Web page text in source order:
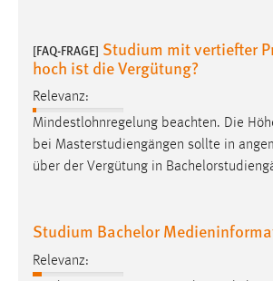
[FAQ-FRAGE] Studium mit vertiefter
hoch ist die Vergütung?
Relevanz:
Mindestlohnregelung beachten. Die
bei Masterstudiengängen sollte in
über der Vergütung in
Studium Bachelor
Relevanz: